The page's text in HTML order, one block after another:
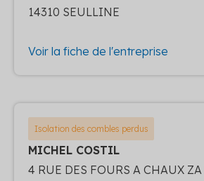
14310 SEULLINE
Voir la fiche de l'entreprise
Isolation des combles perdus
MICHEL COSTIL
4 RUE DES FOURS A CHAUX ZA